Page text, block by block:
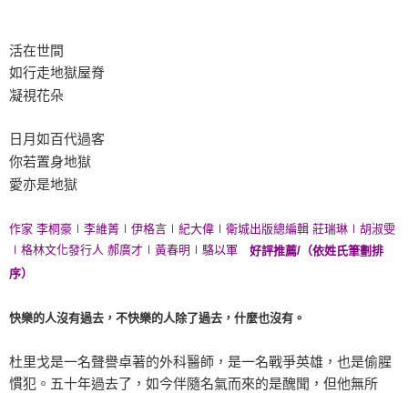
活在世間
如行走地獄屋脊
凝視花朵
日月如百代過客
你若置身地獄
愛亦是地獄
作家 李桐豪∣李維菁∣伊格言∣紀大偉∣衛城出版總編輯 莊瑞琳∣胡淑雯
∣格林文化發行人 郝廣才∣黃春明∣駱以軍 好評推薦/（依姓氏筆劃排
序）
快樂的人沒有過去，不快樂的人除了過去，什麼也沒有。
杜里戈是一名聲譽卓著的外科醫師，是一名戰爭英雄，也是偷腥
慣犯。五十年過去了，如今伴隨名氣而來的是醜聞，但他無所